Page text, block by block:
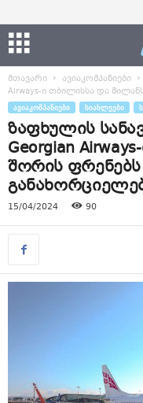
მთავარი ავიაკომპანიები
Airways-ი თბილისსა და
ᲐᲕᲘᲐᲙᲝᲛᲞᲐᲜᲘᲔᲑᲘ ᲡᲘᲐᲮᲚᲔᲔᲑᲘ
ზაფხულის
Georgian
შორის ფრენებს
15/04/2024 90